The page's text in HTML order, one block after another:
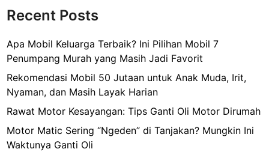
i
e
k
a
d
r
W
a
Recent Posts
Apa Mobil Keluarga Terbaik? Ini Pilihan Mobil 7
Penumpang Murah yang Masih Jadi Favorit
Rekomendasi Mobil 50 Jutaan untuk Anak Muda, Irit,
Nyaman, dan Masih Layak Harian
Rawat Motor Kesayangan: Tips Ganti Oli Motor Dirumah
Motor Matic Sering “Ngeden” di Tanjakan? Mungkin Ini
Waktunya Ganti Oli